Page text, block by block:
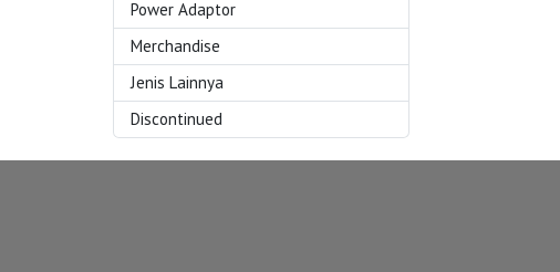
Power Adaptor
Merchandise
Jenis Lainnya
Discontinued